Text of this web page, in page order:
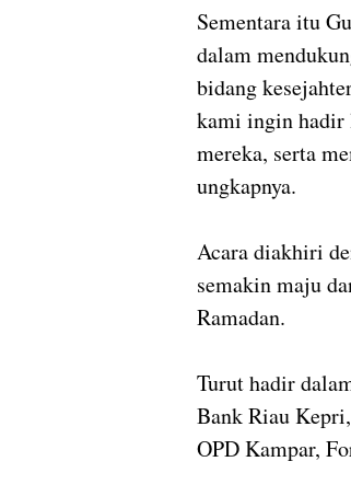
Sementara itu
dalam
bidang
kami ingin hadir
mereka, serta
ungkapnya.
Acara diakhiri
semakin maju
Ramadan.
Turut hadir
Bank Riau
OPD Kampar,